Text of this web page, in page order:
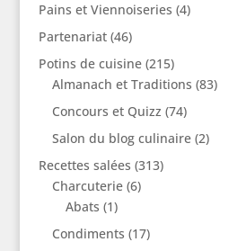
Pains et Viennoiseries (4)
Partenariat(46)
Potins de cuisine(215)
Almanach et Traditions (83)
Concours et Quizz (74)
Salon du blog culinaire(2)
Recettes salées (313)
Charcuterie(6)
Abats (1)
Condiments (17)